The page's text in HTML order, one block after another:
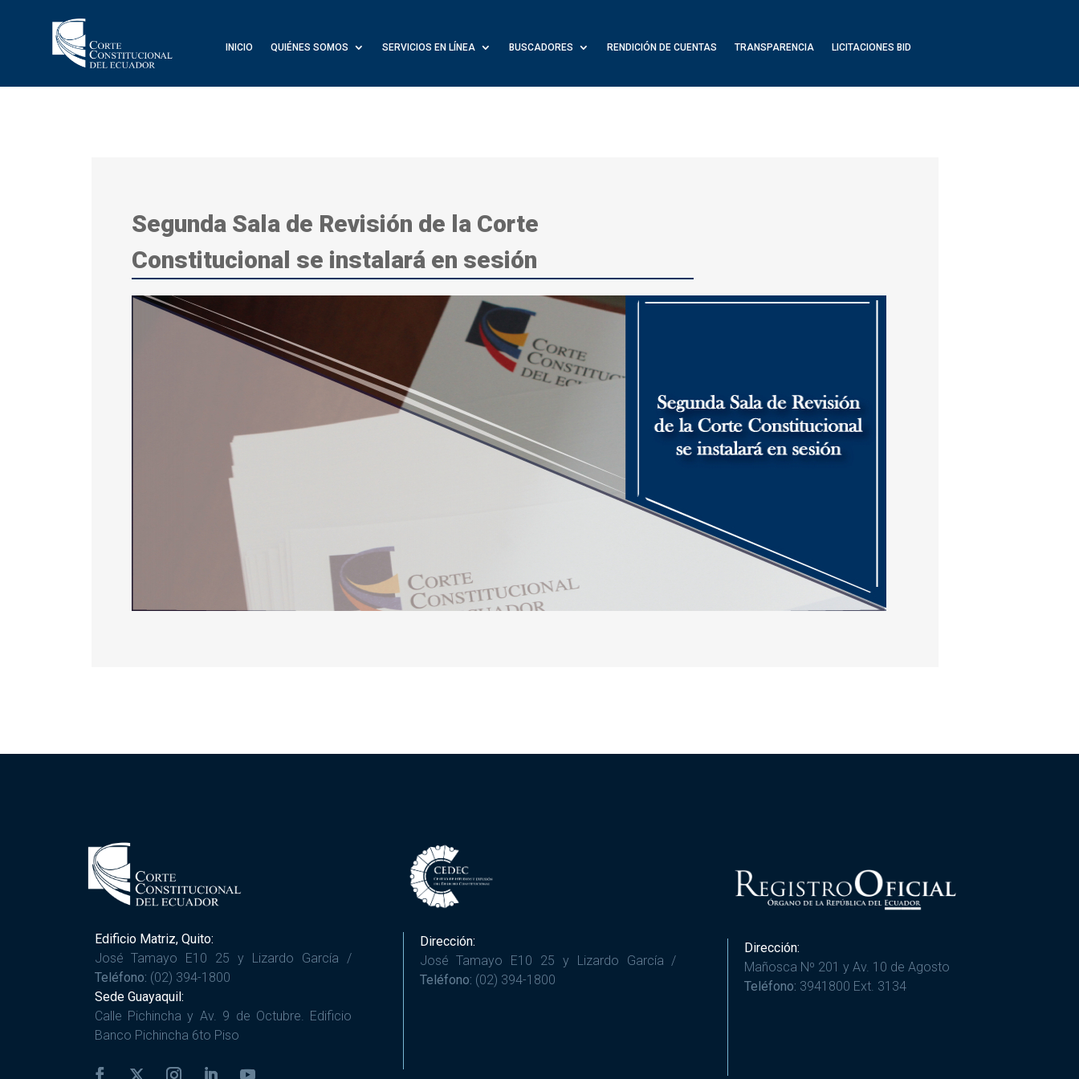
INICIO QUIÉNES SOMOS SERVICIOS EN LÍNEA BUSCADORES RENDICIÓN DE CUENTAS TRANSPARENCIA LICITACIONES BID
Segunda Sala de Revisión de la Corte
Constitucional se instalará en sesión
Edificio Matriz, Quito:
José Tamayo E10 25 y Lizardo García /
Teléfono: (02) 394-1800
Sede Guayaquil:
Calle Pichincha y Av. 9 de Octubre. Edificio
Banco Pichincha 6to Piso
Dirección:
José Tamayo E10 25 y Lizardo García /
Teléfono: (02) 394-1800
Dirección:
Mañosca Nº 201 y Av. 10 de Agosto
Teléfono: 3941800 Ext. 3134